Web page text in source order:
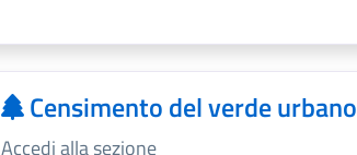
Censimento del verde urbano
Accedi alla sezione